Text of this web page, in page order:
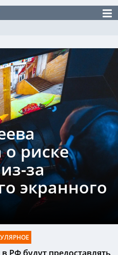
о риске
за
экранного